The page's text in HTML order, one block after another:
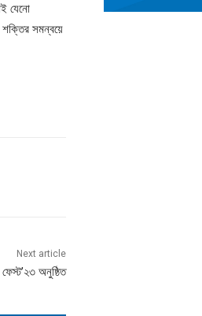
যেনো
শক্তির সমন্বয়ে
Next article
ফেস্ট’২৩ অনুষ্ঠিত